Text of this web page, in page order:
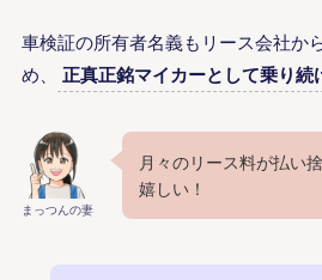
車検証の所有者名義もリース会社か
め、
正真正銘マイカーとして乗り続
まっつんの妻
月々のリース料が払い
嬉しい！